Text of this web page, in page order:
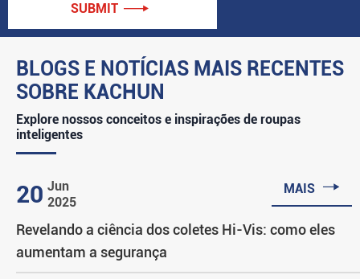
BLOGS E NOTÍCIAS MAIS RECENTES
SOBRE KACHUN
Explore nossos conceitos e inspirações de roupas
inteligentes
20 Jun
2025
MAIS 
Revelando a ciência dos coletes Hi-Vis: como eles
aumentam a segurança
SUBMIT 